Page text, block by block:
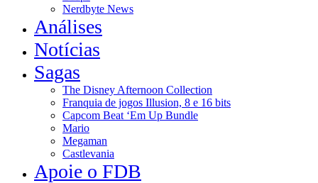
Nerdbyte News
Análises
Notícias
Sagas
The Disney Afternoon Collection
Franquia de jogos Illusion, 8 e 16 bits
Capcom Beat ‘Em Up Bundle
Mario
Megaman
Castlevania
Apoie o FDB